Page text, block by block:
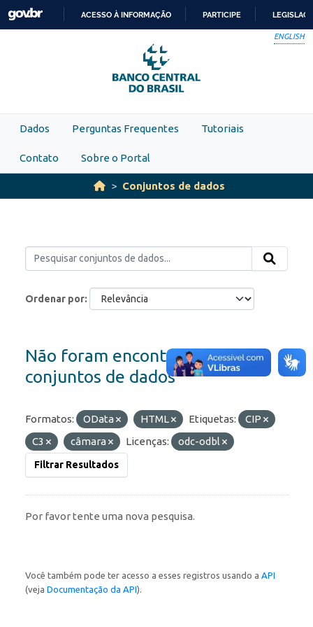
Skip to main content
PARA
O
CONTEÚDO
ACESSO À INFORMAÇÃO PARTICIPE
ENGLISH
Dados Perguntas Frequentes Tutoriais
Contato Sobre o Portal
Conjuntos de dados
Ordenar por
Não foram encontrados
conjuntos de dados
Formatos: OData HTML Etiquetas:
CIP
C3
câmara Licenças: odc-odbl
Filtrar Resultados
Por favor tente uma nova pesquisa.
Você também pode ter acesso a esses registros usando a API
(veja Documentação da API).